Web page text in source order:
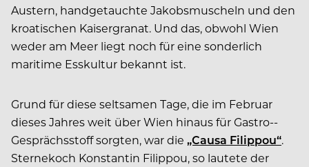
Austern, handgetauchte Jakobsmuscheln und den
kroatischen Kaisergranat. Und das, obwohl Wien
weder am Meer liegt noch für eine sonderlich
maritime Esskultur bekannt ist.
Grund für diese seltsamen Tage, die im Februar
dieses Jahres weit über Wien hinaus für Gastro-­
Gesprächsstoff sorgten, war die „Causa Filippou“.
Sternekoch Konstantin Filippou, so lautete der